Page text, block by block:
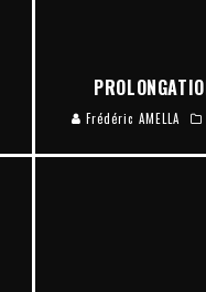
Frédéric AMELLA